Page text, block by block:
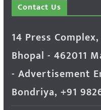
Contact Us
14 Press
Bhopal - 462011
- Advertisement
Bondriya, +91